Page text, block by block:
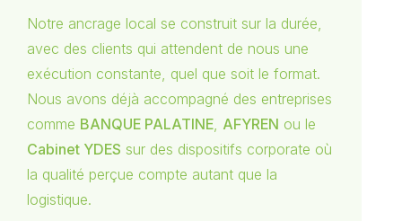
Notre ancrage local se construit sur la durée,
avec des clients qui attendent de nous une
exécution constante, quel que soit le format.
Nous avons déjà accompagné des entreprises
comme BANQUE PALATINE AFYREN ou le
Cabinet YDES sur des dispositifs corporate où
la qualité perçue compte autant que la
logistique.